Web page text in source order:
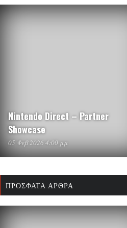
Nintendo Direct – Partner
Showcase
05 Φεβ 2026 4:00 μμ
ΠΡΌΣΦΑΤΑ ΆΡΘΡΑ